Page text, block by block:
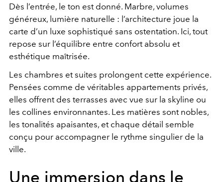
Dès l’entrée, le ton est donné. Marbre, volumes
généreux, lumière naturelle : l’architecture joue la
carte d’un luxe sophistiqué sans ostentation. Ici, tout
repose sur l’équilibre entre confort absolu et
esthétique maîtrisée.
Les chambres et suites prolongent cette expérience.
Pensées comme de véritables appartements privés,
elles offrent des terrasses avec vue sur la skyline ou
les collines environnantes. Les matières sont nobles,
les tonalités apaisantes, et chaque détail semble
conçu pour accompagner le rythme singulier de la
ville.
Une immersion dans le